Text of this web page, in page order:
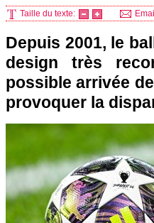
Taille du texte: Email
Depuis 2001, le
design très
possible arrivée
provoquer la